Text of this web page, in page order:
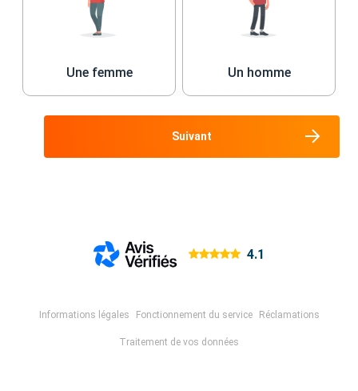
Une femme Un homme
Suivant
4.1
Informations légales Fonctionnement du service Réclamations
Traitement de vos données